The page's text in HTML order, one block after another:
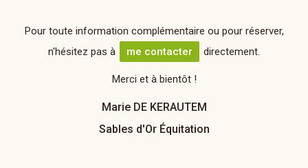
Pour toute information complémentaire ou pour réserver,
n'hésitez pas à
me contacter directement.
Merci et à bientôt !
Marie DE KERAUTEM
Sables d'Or Équitation